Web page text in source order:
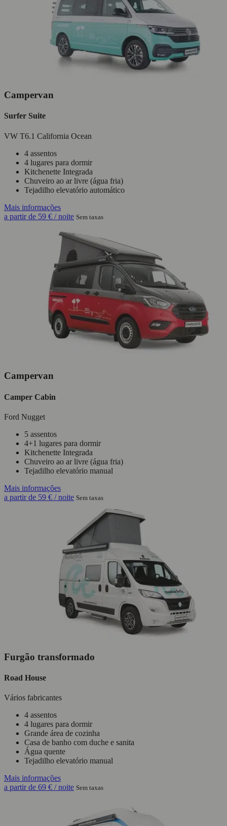
Campervan
Surfer Suite
VW T6.1 California Ocean
4 assentos
4 lugares para dormir
Kitchenette Integrada
Chuveiro ao ar livre (água fria)
Tejadilho elevatório automático
Mais informações
a partir de 59 € / noite Sem taxas
Campervan
Camper Cabin
Ford Nugget
5 assentos
4+1 lugares para dormir
Kitchenette Integrada
Chuveiro ao ar livre (água fria)
Tejadilho elevatório manual
Mais informações
a partir de 59 € / noite Sem taxas
Furgão transformado
Road House
Vários fabricantes
4 assentos
4 lugares para dormir
Grande área de cozinha
Casa de banho com duche e sanita
Água quente
Tejadilho elevatório manual
Mais informações
a partir de 69 € / noite Sem taxas